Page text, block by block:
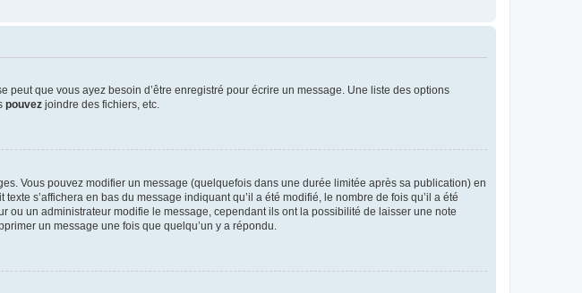
que vous ayez besoin d’être enregistré pour écrire un message. Une liste des options
pouvez joindre des fichiers, etc.
Vous pouvez modifier un message (quelquefois dans une durée limitée après sa publication) en
s’affichera en bas du message indiquant qu’il a été modifié, le nombre de fois qu’il a été
ou un administrateur modifie le message, cependant ils ont la possibilité de laisser une note
un message une fois que quelqu’un y a répondu.